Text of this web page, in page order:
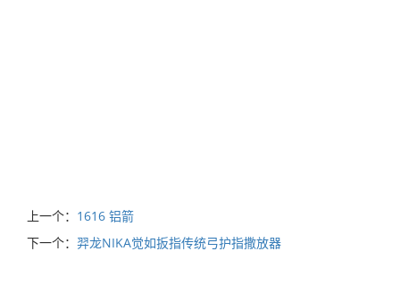
上一个： 1616 铝箭
下一个： 羿龙NIKA觉如扳指传统弓护指撒放器